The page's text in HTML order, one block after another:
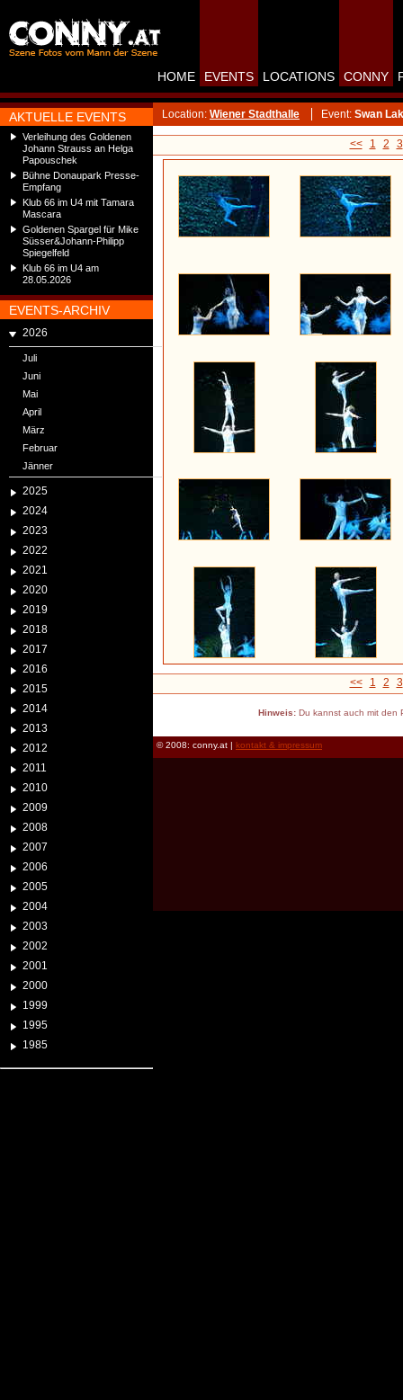
AKTUELLE EVENTS
Verleihung des Goldenen
Johann Strauss an Helga
Papouschek
Bühne Donaupark Presse-
Empfang
Klub 66 im U4 mit Tamara
Mascara
Goldenen Spargel für Mike
Süsser&Johann-Philipp
Spiegelfeld
Klub 66 im U4 am
28.05.2026
EVENTS-ARCHIV
2026
Juli
Juni
Mai
April
März
Februar
Jänner
2025
2024
2023
2022
2021
2020
2019
2018
2017
2016
2015
2014
2013
2012
2011
2010
2009
2008
2007
2006
2005
2004
2003
2002
2001
2000
1999
1995
1985
HOME EVENTS LOCATIONS CONNY
Location: Wiener Stadthalle Event: Swan
<< 1 2 3
<< 1 2 3
Hinweis:Du kannst auch mit den
© 2008: conny.at | kontakt & impressum